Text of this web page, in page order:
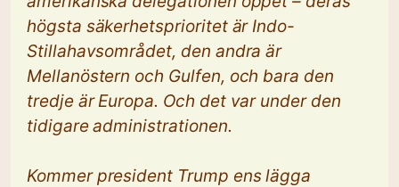
högsta säkerhetsprioritet är Indo-
Stillahavsområdet, den andra är
Mellanöstern och Gulfen, och bara den
tredje är Europa. Och det var under den
tidigare administrationen.
Kommer president Trump ens lägga